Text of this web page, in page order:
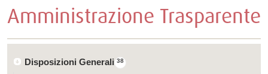
Amministrazione Trasparente
38
Disposizioni Generali